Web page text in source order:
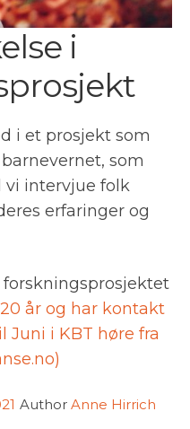
i
i et prosjekt som
som
vi intervjue folk
erfaringer og
år og har kontakt
Juni i KBT høre fra
Author Anne Hirrich